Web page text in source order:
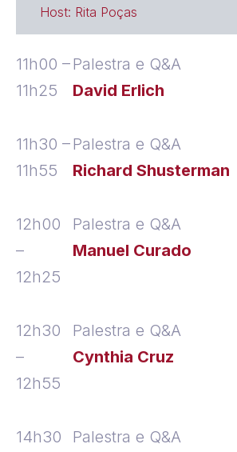
Host: Rita Poças
11h00 –
11h25
Palestra e Q&A
David Erlich
11h30 –
11h55
Palestra e Q&A
Richard Shusterman
12h00
–
12h25
Palestra e Q&A
Manuel Curado
12h30
–
12h55
Palestra e Q&A
Cynthia Cruz
14h30 Palestra e Q&A